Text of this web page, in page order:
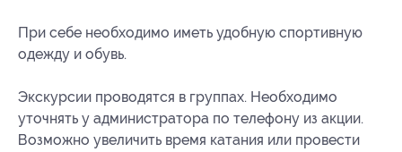
При себе необходимо иметь удобную спортивную
одежду и обувь.
Экскурсии проводятся в группах. Необходимо
уточнять у администратора по телефону из акции.
Возможно увеличить время катания или провести